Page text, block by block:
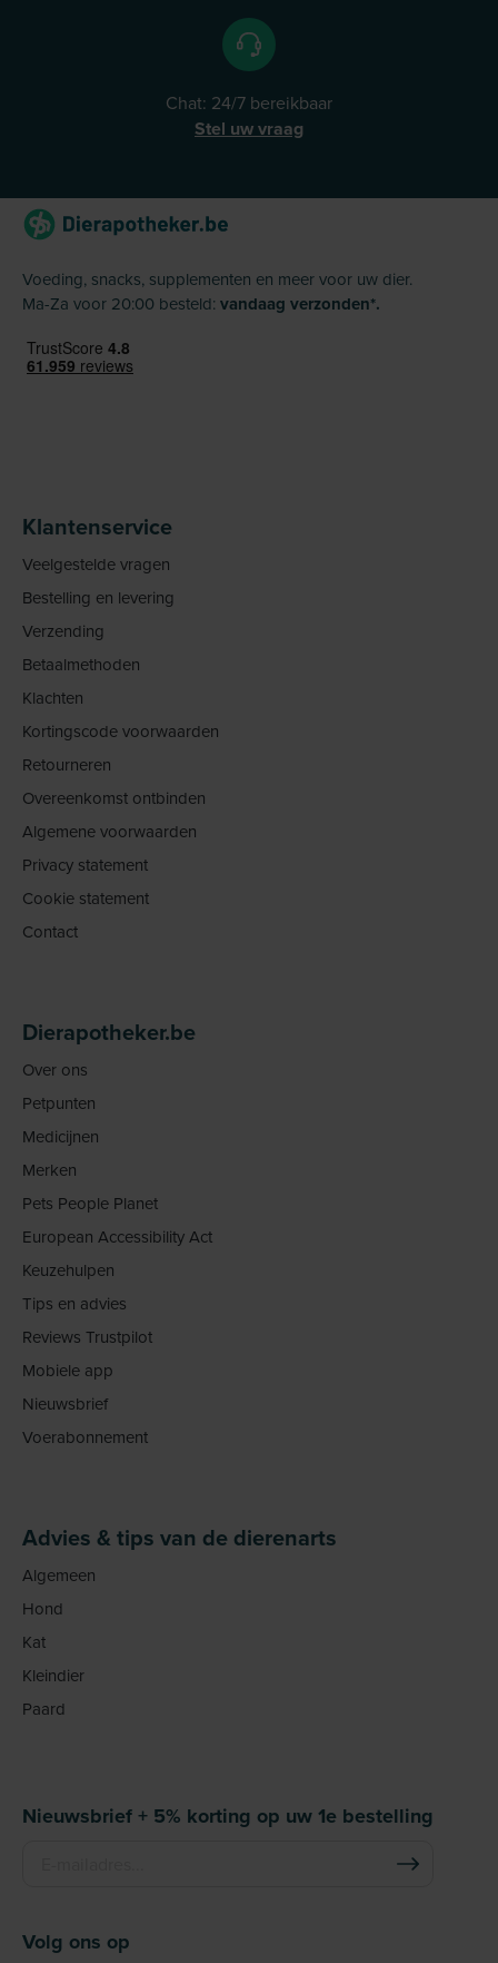
Chat: 24/7 bereikbaar
Stel uw vraag
Voeding, snacks, supplementen en meer voor uw dier.
Ma-Za voor 20:00 besteld: vandaag verzonden*.
Klantenservice
Veelgestelde vragen
Bestelling en levering
Verzending
Betaalmethoden
Klachten
Kortingscode voorwaarden
Retourneren
Overeenkomst ontbinden
Algemene voorwaarden
Privacy statement
Cookie statement
Contact
Dierapotheker.be
Over ons
Petpunten
Medicijnen
Merken
Pets People Planet
European Accessibility Act
Keuzehulpen
Tips en advies
Reviews Trustpilot
Mobiele app
Nieuwsbrief
Voerabonnement
Advies & tips van de dierenarts
Algemeen
Hond
Kat
Kleindier
Paard
Nieuwsbrief + 5% korting op uw 1e bestelling
Volg ons op